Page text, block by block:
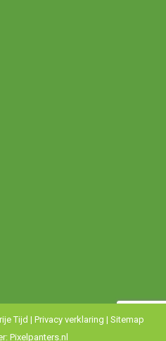
Tijd | Privacy verklaring | Sitemap
Pixelpanters.nl